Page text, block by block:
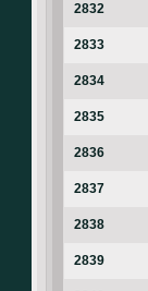
2832
2833
2834
2835
2836
2837
2838
2839